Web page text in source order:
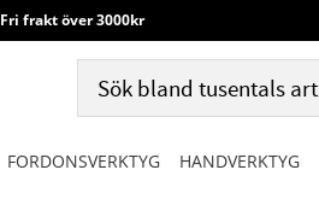
Fri frakt över 3000kr
FORDONSVERKTYG HANDVERKTYG